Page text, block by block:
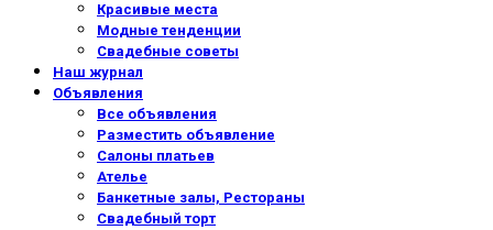
Красивые места
Модные тенденции
Свадебные советы
Наш журнал
Объявления
Все объявления
Разместить объявление
Салоны платьев
Ателье
Банкетные залы, Рестораны
Свадебный торт